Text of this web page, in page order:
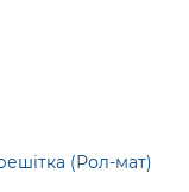
(Рол-мат)